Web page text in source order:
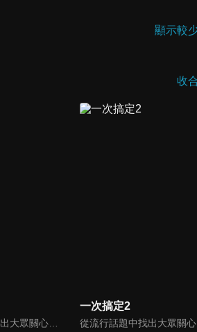
顯示較
收
一次搞定2
從流行話題中找出大眾關